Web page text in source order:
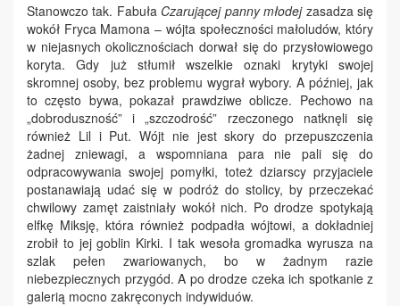
Stanowczo tak. Fabuła Czarującej panny młodejzasadza się
wokół Fryca Mamona – wójta społeczności małoludów, który
w niejasnych okolicznościach dorwał się do przysłowiowego
koryta. Gdy już stłumił wszelkie oznaki krytyki swojej
skromnej osoby, bez problemu wygrał wybory. A później, jak
to często bywa, pokazał prawdziwe oblicze. Pechowo na
„dobroduszność” i „szczodrość” rzeczonego natknęli się
również Lil i Put. Wójt nie jest skory do przepuszczenia
żadnej zniewagi, a wspomniana para nie pali się do
odpracowywania swojej pomyłki, toteż dziarscy przyjaciele
postanawiają udać się w podróż do stolicy, by przeczekać
chwilowy zamęt zaistniały wokół nich. Po drodze spotykają
elfkę Miksję, która również podpadła wójtowi, a dokładniej
zrobił to jej goblin Kirki. I tak wesoła gromadka wyrusza na
szlak pełen zwariowanych, bo w żadnym razie
niebezpiecznych przygód. A po drodze czeka ich spotkanie z
galerią mocno zakręconych indywiduów.